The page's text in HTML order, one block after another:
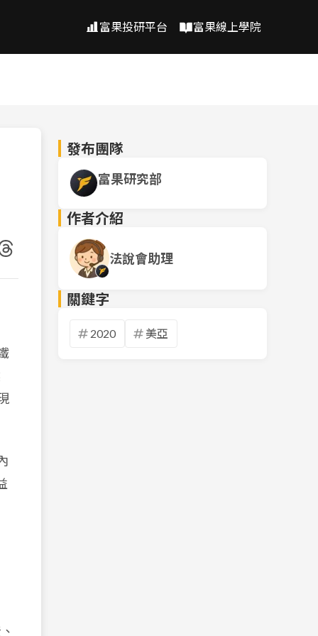
富果投研平台 富果線上學院
發布團隊
富果研究部
作者介紹
法說會助理
關鍵字
2020 美亞